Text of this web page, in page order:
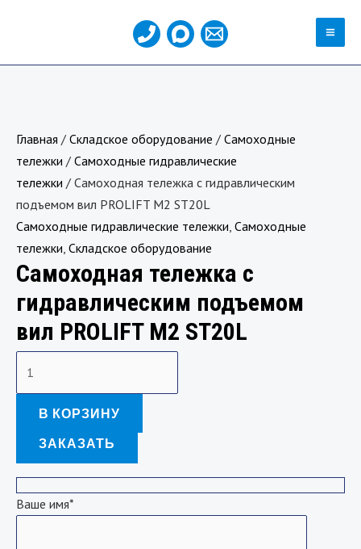
Главная / Складское оборудование / Самоходные
тележки / Самоходные гидравлические
тележки / Самоходная тележка с гидравлическим
подъемом вил PROLIFT M2 ST20L
Самоходные гидравлические тележки, Самоходные
тележки, Складское оборудование
Самоходная тележка с
гидравлическим подъемом
вил PROLIFT M2 ST20L
тележка
с
гидравлическим
подъемом
вил
PROLIFT
M2
В КОРЗИНУ
ЗАКАЗАТЬ
Ваше имя*